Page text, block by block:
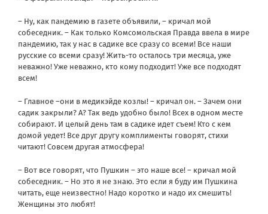
– Ну, как пандемию в газете объявили, – кричал мой
собеседник. – Как только Комсомольская Правда ввела в мире
пандемию, так у нас в садике все сразу со всеми! Все наши
русские со всеми сразу! Жить-то осталось три месяца, уже
неважно! Уже неважно, кто кому подходит! Уже все подходят
всем!
– Главное –они в медикэйде козлы! – кричал он. – Зачем они
садик закрыли? А? Так ведь удобно было! Всех в одном месте
собирают. И целый день там в садике идет съем! Кто с кем
домой уедет! Все друг другу комплименты говорят, стихи
читают! Совсем другая атмосфера!
– Вот все говорят, что Пушкин – это наше все! – кричал мой
собеседник. – Но это я не знаю. Это если я буду им Пушкина
читать, еще неизвестно! Надо коротко и надо их смешить!
Женщины это любят!